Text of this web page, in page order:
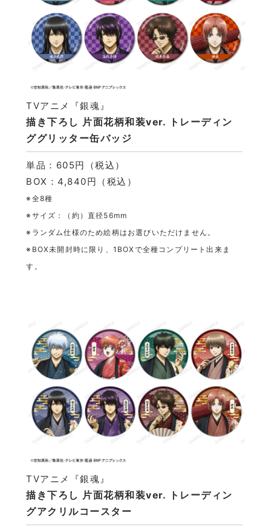
描き下ろし 片面花柄和装ver. トレーディン
ググリッター缶バッジ
TVアニメ『銀魂』
単品：605円（税込）
BOX：4,840円（税込）
※全8種
※サイズ：（約）直径56mm
※ランダム仕様のため絵柄はお選びいただけません。
※BOX未開封時に限り、1BOXで全種コンプリート出来ま
す。
描き下ろし 片面花柄和装ver. トレーディン
グアクリルコースター
TVアニメ『銀魂』